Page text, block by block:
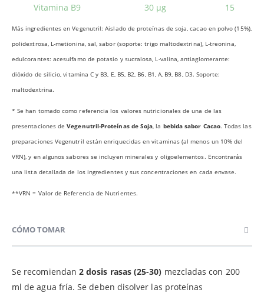
Vitamina B9 30 μg 15
Más ingredientes en Vegenutril: Aislado de proteínas de soja, cacao en polvo (15%),
polidextrosa, L-metionina, sal, sabor (soporte: trigo maltodextrina), L-treonina,
edulcorantes: acesulfamo de potasio y sucralosa, L-valina, antiaglomerante:
dióxido de silicio, vitamina C y B3, E, B5, B2, B6, B1, A, B9, B8, D3. Soporte:
maltodextrina.
* Se han tomado como referencia los valores nutricionales de una de las
presentaciones deVegenutril-Proteínas de Soja, la bebida sabor Cacao. Todas las
preparaciones Vegenutril están enriquecidas en vitaminas (al menos un 10% del
VRN), y en algunos sabores se incluyen minerales y oligoelementos. Encontrarás
una lista detallada de los ingredientes y sus concentraciones en cada envase.
**VRN = Valor de Referencia de Nutrientes.
CÓMO TOMAR
Se recomiendan2 dosis rasas (25-30) mezcladas con 200
ml de agua fría. Se deben disolver las proteínas